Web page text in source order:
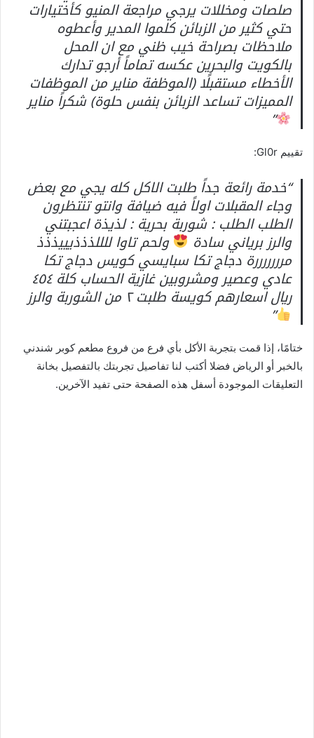
صلصات ومخللات يرجي مراجعة المنيو كأختيارات
حتي كثير من الزبائن كلموا المدير وأعطوه
ملاحظات بصراحة خيب ظني مع ان المحل
بالكويت والبحرين عكسه تماماً أرجو تدارك
الأخطاء مستقبلًا (الموظفة مناير من الموظفات
المميزات تساعد الزبائن بنفس حلوة) شكراً مناير
”
تقييم Gl0r:
“خدمة رائعة جداً طلبت الاكل كله يجي مع بعض
وجاء المقبلات اولاً فيه ضيافة وانتو تنتظرون
الطلب الطلب : شوربة بحرية : لذيذة اعجبتني
والرز برياني سادة ولحم تاوا للللذذذيييذذذ
مرررررررة دجاج تكا سبايسي كويس دجاج تكا
عادي وعصير ومشروبين غازية الحساب كلة ٤٥٤
﷼ اسعارهم كويسة طلبت ٢ من الشوربة والرز
”
ختامًا، إذا قمت بتجربة الأكل بأي فرع من فروع مطعم كوبر شندني
بالخبر أو الرياض فضلا أكتب لنا تفاصيل تجربتك بالتفصيل بخانة
التعليقات الموجودة أسفل هذه الصفحة حتى تفيد الآخرين.